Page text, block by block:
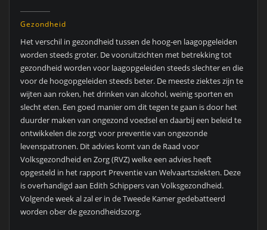
Gezondheid
Het verschil in gezondheid tussen de hoog-en laagopgeleiden
worden steeds groter. De vooruitzichten met betrekking tot
gezondheid worden voor laagopgeleiden steeds slechter en die
voor de hoogopgeleiden steeds beter. De meeste ziektes zijn te
wijten aan roken, het drinken van alcohol, weinig sporten en
slecht eten. Een goed manier om dit tegen te gaan is door het
duurder maken van ongezond voedsel en daarbij een beleid te
ontwikkelen die zorgt voor preventie van ongezonde
levenspatronen. Dit advies komt van de Raad voor
Volksgezondheid en Zorg (RVZ) welke een advies heeft
opgesteld in het rapport Preventie van Welvaartsziekten. Deze
is overhandigd aan Edith Schippers van Volksgezondheid.
Volgende week al zal er in de Tweede Kamer gedebatteerd
worden ober de gezondheidszorg.